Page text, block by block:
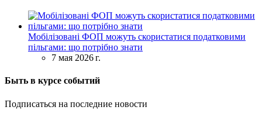
Мобілізовані ФОП можуть скористатися податковими
пільгами: що потрібно знати
7 мая 2026 г.
Быть в курсе событий
Подписаться на последние новости